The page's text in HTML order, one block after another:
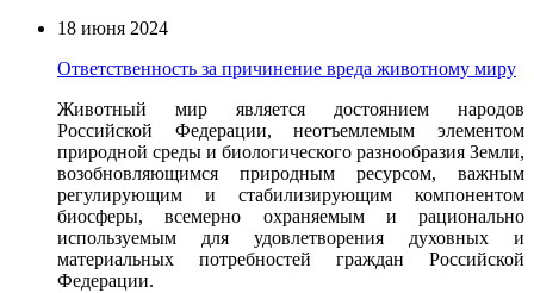
18 июня 2024
Ответственность за причинение вреда животному миру
Животный мир является достоянием народов
Российской Федерации, неотъемлемым элементом
природной среды и биологического разнообразия Земли,
возобновляющимся природным ресурсом, важным
регулирующим и стабилизирующим компонентом
биосферы, всемерно охраняемым и рационально
используемым для удовлетворения духовных и
материальных потребностей граждан Российской
Федерации.